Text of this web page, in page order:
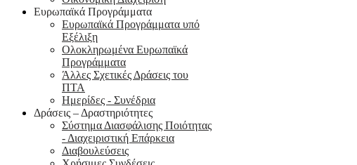
Ευρωπαϊκά Προγράμματα
Ευρωπαϊκά Προγράμματα υπό
Εξέλιξη
Ολοκληρωμένα Ευρωπαϊκά
Προγράμματα
Άλλες Σχετικές Δράσεις του
ΠΤΑ
Ημερίδες - Συνέδρια
Δράσεις – Δραστηριότητες
Σύστημα Διασφάλισης Ποιότητας
- Διαχειριστική Επάρκεια
Διαβουλεύσεις